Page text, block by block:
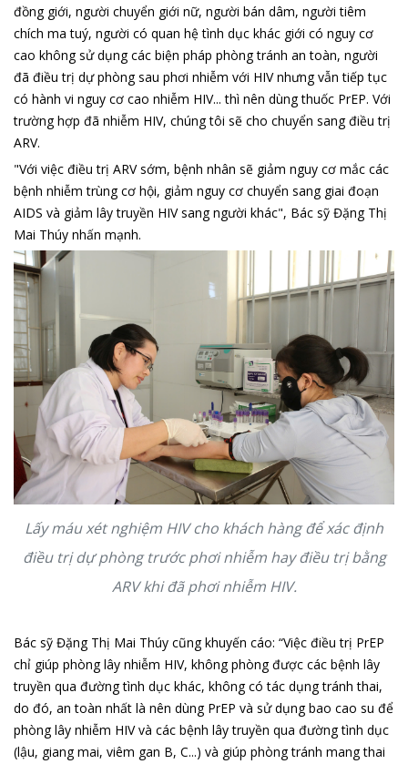
đồng giới, người chuyển giới nữ, người bán dâm, người tiêm
chích ma tuý, người có quan hệ tình dục khác giới có nguy cơ
cao không sử dụng các biện pháp phòng tránh an toàn, người
đã điều trị dự phòng sau phơi nhiễm với HIV nhưng vẫn tiếp tục
có hành vi nguy cơ cao nhiễm HIV... thì nên dùng thuốc PrEP. Với
trường hợp đã nhiễm HIV, chúng tôi sẽ cho chuyển sang điều trị
ARV.
"Với việc điều trị ARV sớm, bệnh nhân sẽ giảm nguy cơ mắc các
bệnh nhiễm trùng cơ hội, giảm nguy cơ chuyển sang giai đoạn
AIDS và giảm lây truyền HIV sang người khác", Bác sỹ Đặng Thị
Mai Thúy nhấn mạnh.
Lấy máu xét nghiệm HIV cho khách hàng để xác định
điều trị dự phòng trước phơi nhiễm hay điều trị bằng
ARV khi đã phơi nhiễm HIV.
Bác sỹ Đặng Thị Mai Thúy cũng khuyến cáo: “Việc điều trị PrEP
chỉ giúp phòng lây nhiễm HIV, không phòng được các bệnh lây
truyền qua đường tình dục khác, không có tác dụng tránh thai,
do đó, an toàn nhất là nên dùng PrEP và sử dụng bao cao su để
phòng lây nhiễm HIV và các bệnh lây truyền qua đường tình dục
(lậu, giang mai, viêm gan B, C...) và giúp phòng tránh mang thai